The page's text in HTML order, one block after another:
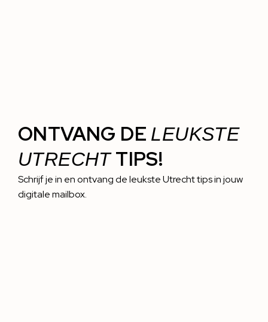
ONTVANG DE LEUKSTE
UTRECHTTIPS!
Schrijf je in en ontvang de leukste Utrecht tips in jouw
digitale mailbox.